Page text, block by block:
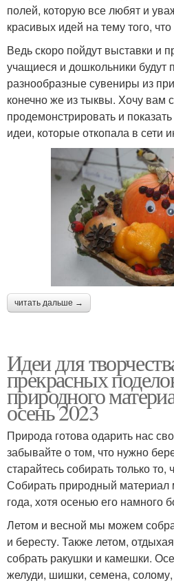
полей, которую все любят и
красивых идей на тему того,
Ведь скоро пойдут выставки и
учащиеся и дошкольники будут
разнообразные сувениры из
конечно же из тыквы. Хочу вам
продемонстрировать и
идеи, которые откопала в сети
читать дальше →
Идеи для
прекрасных
природного
осень 2023
Природа готова одарить нас
забывайте о том, что нужно
старайтесь собирать только
Собирать природный
года, хотя осенью его намного
Летом и весной мы можем
и бересту. Также летом,
собрать ракушки и камешки.
желуди, шишки, семена, солому,